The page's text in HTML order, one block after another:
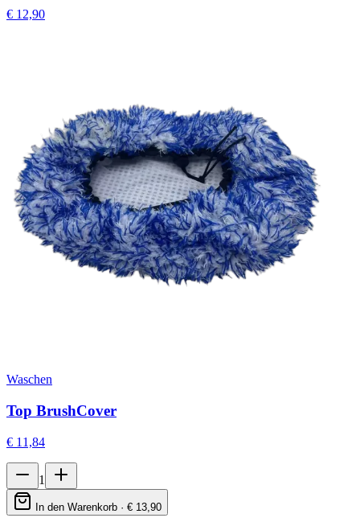
€ 12,90
Waschen
Top BrushCover
€ 11,84
1
In den Warenkorb · € 13,90